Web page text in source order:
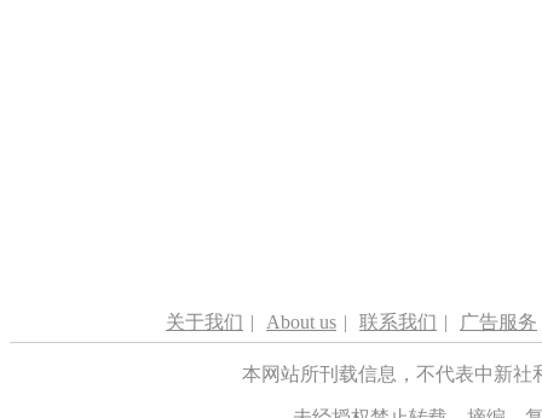
关于我们 | About us | 联系我们 | 广告服务
本网站所刊载信息，不代表中新